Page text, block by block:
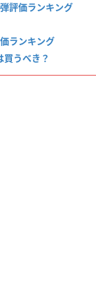
評価ランキング
ランキング
うべき？